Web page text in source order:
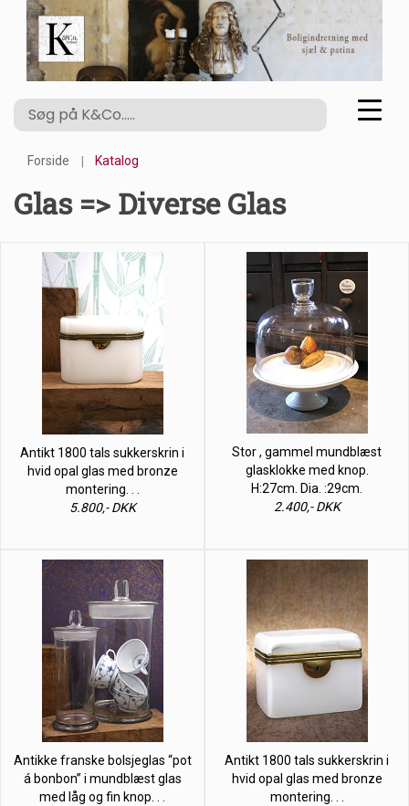
Forside Katalog
Glas => Diverse Glas
Antikt 1800 tals sukkerskrin i
hvid opal glas med bronze
montering. . .
5.800,- DKK
Stor , gammel mundblæst
glasklokke med knop.
H:27cm. Dia. :29cm.
2.400,- DKK
Antikke franske bolsjeglas “pot
á bonbon” i mundblæst glas
med låg og fin knop. . .
Antikt 1800 tals sukkerskrin i
hvid opal glas med bronze
montering. . .